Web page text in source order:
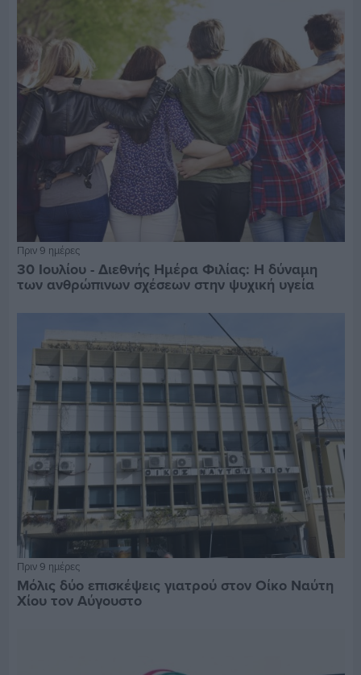
Πριν 9 ημέρες
30 Ιουλίου - Διεθνής Ημέρα Φιλίας: Η δύναμη
των ανθρώπινων σχέσεων στην ψυχική υγεία
Πριν 9 ημέρες
Μόλις δύο επισκέψεις γιατρού στον Οίκο Ναύτη
Χίου τον Αύγουστο